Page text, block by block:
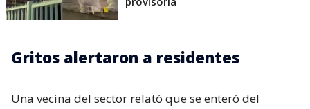
Gritos alertaron a residentes
Una vecina del sector relató que se enteró del